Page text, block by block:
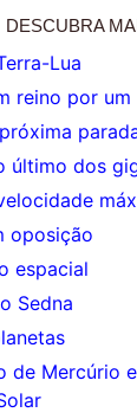
DESCUBRA
Lua
reino por um
último dos
oposição
espacial
Sedna
de Mercúrio